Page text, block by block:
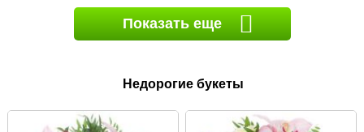
Показать еще
Недорогие букеты